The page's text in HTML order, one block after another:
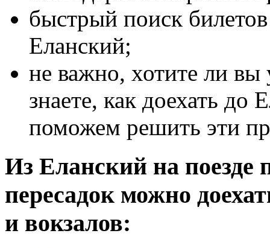
быстрый поиск
Еланский;
не важно, хотите ли вы
знаете, как доехать до
поможем решить эти
Из Еланский на поезде
пересадок можно
и вокзалов: